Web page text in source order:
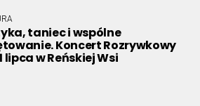
taniec i wspólne
Koncert Rozrywkowy
lipca w Reńskiej Wsi